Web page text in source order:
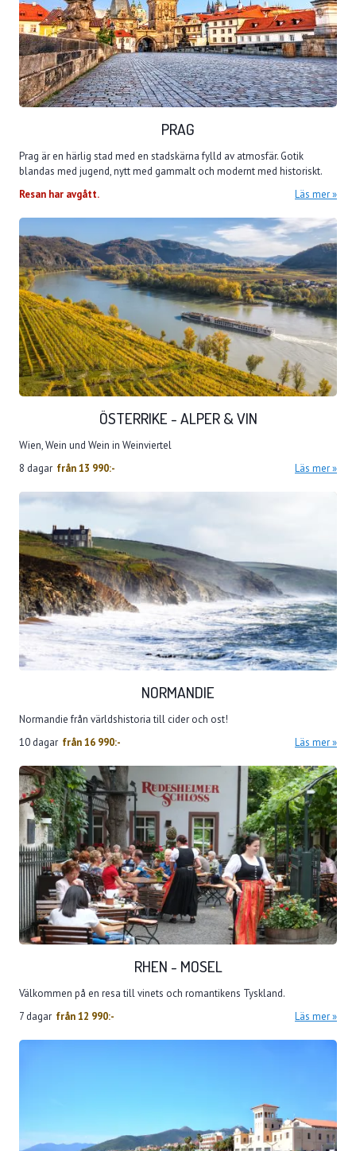
PRAG
Prag är en härlig stad med en stadskärna fylld av atmosfär. Gotik
blandas med jugend, nytt med gammalt och modernt med historiskt.
Resan har avgått.
Läs mer
ÖSTERRIKE - ALPER & VIN
Wien, Wein und Wein in Weinviertel
8 dagar från13 990:- Läs mer
NORMANDIE
Normandie från världshistoria till cider och ost!
10 dagar från16 990:- Läs mer
RHEN - MOSEL
Välkommen på en resa till vinets och romantikens Tyskland.
7 dagar från12 990:- Läs mer